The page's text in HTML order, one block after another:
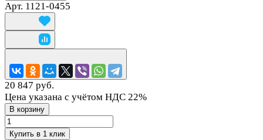
Арт. 1121-0455
20 847 руб.
Цена указана с учётом НДС 22%
В корзину
Купить в 1 клик